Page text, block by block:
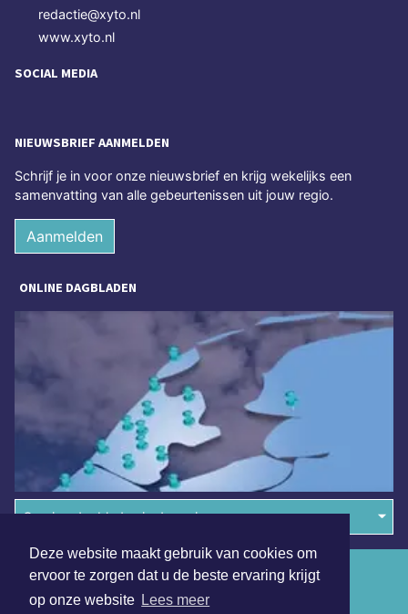
Deze website maakt gebruik van cookies om
ervoor te zorgen dat u de beste ervaring krijgt
op onze website Lees meer
redactie@xyto.nl
www.xyto.nl
SOCIAL MEDIA
NIEUWSBRIEF AANMELDEN
Schrijf je in voor onze nieuwsbrief en krijg wekelijks een
samenvatting van alle gebeurtenissen uit jouw regio.
Aanmelden
ONLINE DAGBLADEN
Overige dagbladen in de regio
Algemene voorwaarden
Disclaimer